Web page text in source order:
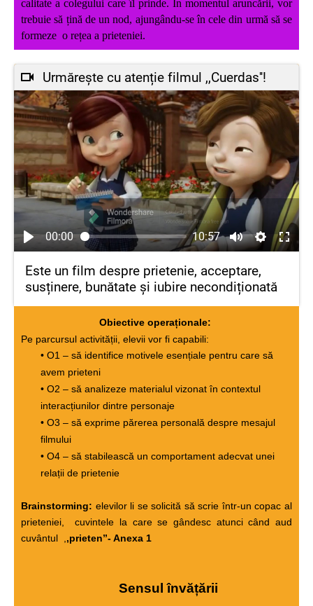
calitate a colegului care îl prinde. În momentul aruncării, vor
trebuie să țină de un nod, ajungându-se în cele din urmă să se
formeze o rețea a prieteniei.
Urmărește cu atenție filmul ,,Cuerdas''!
00:00 10:57
Este un film despre prietenie, acceptare,
susținere, bunătate și iubire necondiționată
Obiective operaționale:
Pe parcursul activității, elevii vor fi capabili:
• O1 – să identifice motivele esențiale pentru care să
avem prieteni
• O2 – să analizeze materialul vizonat în contextul
interacțiunilor dintre personaje
• O3 – să exprime părerea personală despre mesajul
filmului
• O4 – să stabilească un comportament adecvat unei
relații de prietenie
Brainstorming: elevilor li se solicită să scrie într-un copac al
prieteniei, cuvintele la care se gândesc atunci când aud
cuvântul , ,prieten”- Anexa 1
Sensul învățării